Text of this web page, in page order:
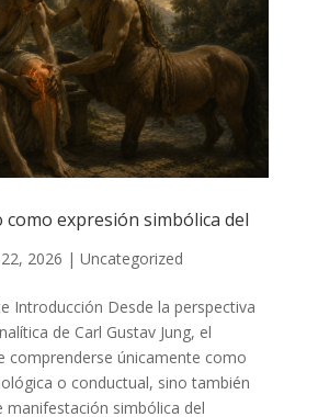
como expresión simbólica del
2026 | Uncategorized
Introducción Desde la perspectiva
de Carl Gustav Jung, el
comprenderse únicamente como
o conductual, sino también
manifestación simbólica del